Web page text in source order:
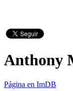
Anthony
Página en ImDB